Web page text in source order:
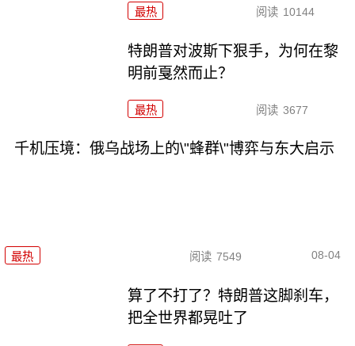
最热 阅读 10144
特朗普对波斯下狠手，为何在黎
明前戛然而止？
最热 阅读 3677
千机压境：俄乌战场上的\"蜂群\"博弈与东大启示
最热 阅读 7549 08-04
算了不打了？特朗普这脚刹车，
把全世界都晃吐了